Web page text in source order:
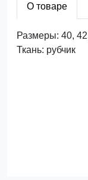
О товаре
Размеры: 40,
Ткань: рубчик